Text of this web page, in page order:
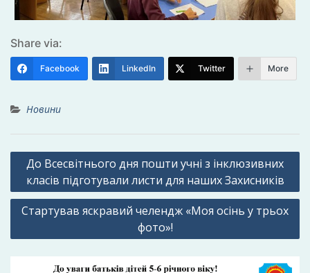
Share via:
Facebook LinkedIn Twitter More
Новини
Навігація
записів
До Всесвітнього дня пошти учні з інклюзивних
класів підготували листи для наших Захисників
Стартував яскравий челендж «Моя осінь у трьох
фото»!